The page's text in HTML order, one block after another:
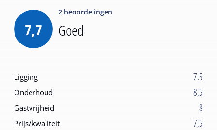
7,7
2 beoordelingen
Goed
Ligging 7,5
Onderhoud 8,5
Gastvrijheid 8
Prijs/kwaliteit 7,5